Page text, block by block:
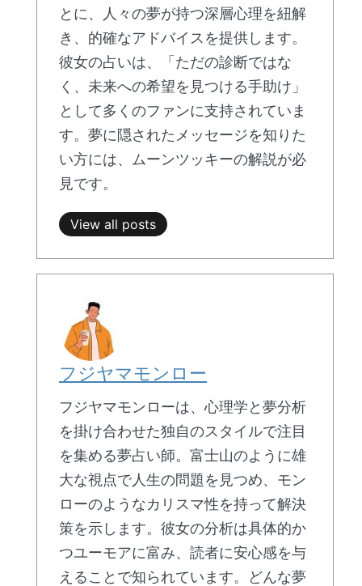
とに、人々の夢が持つ深層心理を紐解
き、的確なアドバイスを提供します。
彼女の占いは、「ただの診断ではな
く、未来への希望を見つける手助け」
として多くのファンに支持されていま
す。夢に隠されたメッセージを知りた
い方には、ムーンツッキーの解説が必
見です。
View all posts
フジヤマモンロー
フジヤマモンローは、心理学と夢分析
を掛け合わせた独自のスタイルで注目
を集める夢占い師。富士山のように雄
大な視点で人生の問題を見つめ、モン
ローのようなカリスマ性を持って解決
策を示します。彼女の分析は具体的か
つユーモアに富み、読者に安心感を与
えることで知られています。どんな夢